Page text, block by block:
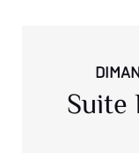
Suite